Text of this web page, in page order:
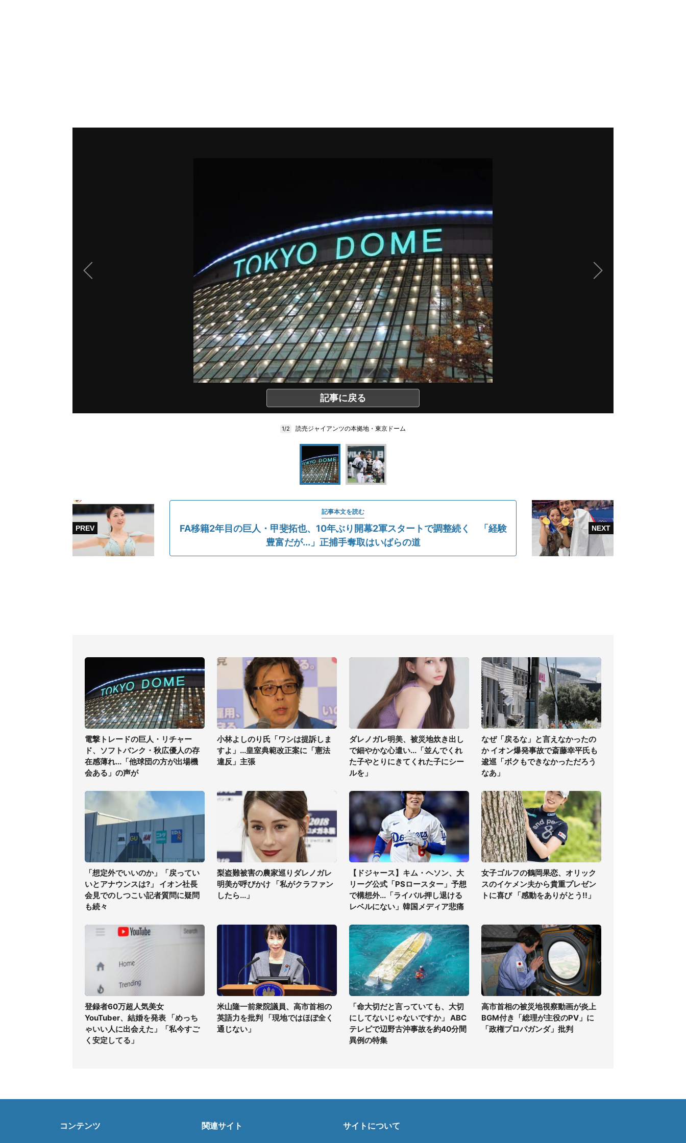
記事に戻る
1/2 読売ジャイアンツの本拠地・東京ドーム
記事本文を読む
FA移籍2年目の巨人・甲斐拓也、10年ぶり開幕2軍スタートで調整続く 「経験
豊富だが...」正捕手奪取はいばらの道
電撃トレードの巨人・リチャー
ド、ソフトバンク・秋広優人の存
在感薄れ...「他球団の方が出場機
会ある」の声が
小林よしのり氏「ワシは提訴しま
すよ」...皇室典範改正案に「憲法
違反」主張
ダレノガレ明美、被災地炊き出し
で細やかな心遣い...「並んでくれ
た子やとりにきてくれた子にシー
ルを」
なぜ「戻るな」と言えなかったの
か イオン爆発事故で斎藤幸平氏も
逡巡「ボクもできなかっただろう
なあ」
「想定外でいいのか」「戻ってい
いとアナウンスは?」 イオン社長
会見でのしつこい記者質問に疑問
も続々
梨盗難被害の農家巡りダレノガレ
明美が呼びかけ 「私がクラファン
したら...」
【ドジャース】キム・ヘソン、大
リーグ公式「PSロースター」予想
で構想外...「ライバル押し退ける
レベルにない」韓国メディア悲痛
女子ゴルフの鶴岡果恋、オリック
スのイケメン夫から貴重プレゼン
トに喜び 「感動をありがとう!!」
登録者60万超人気美女
YouTuber、結婚を発表 「めっち
ゃいい人に出会えた」「私今すご
く安定してる」
米山隆一前衆院議員、高市首相の
英語力を批判 「現地ではほぼ全く
通じない」
「命大切だと言っていても、大切
にしてないじゃないですか」 ABC
テレビで辺野古沖事故を約40分間
異例の特集
高市首相の被災地視察動画が炎上
BGM付き「総理が主役のPV」に
「政権プロパガンダ」批判
コンテンツ 関連サイト サイトについて